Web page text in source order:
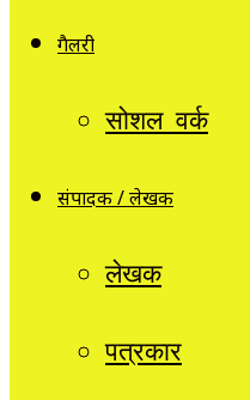
गैलरी
सोशल वर्क
संपादक / लेखक
लेखक
पत्रकार